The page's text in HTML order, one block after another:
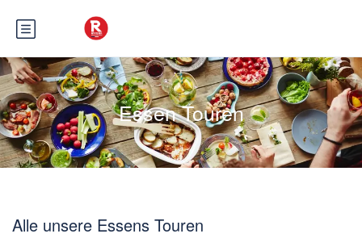
Essen Touren
Alle unsere Essens Touren